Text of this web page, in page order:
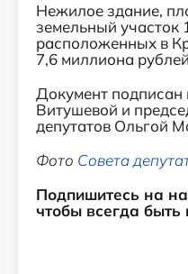
Нежилое здание,
земельный участок
расположенных в
7,6 миллиона
Документ подписан
Витушевой и
депутатов Ольгой
Фото Совета
Подпишитесь на
чтобы всегда быть